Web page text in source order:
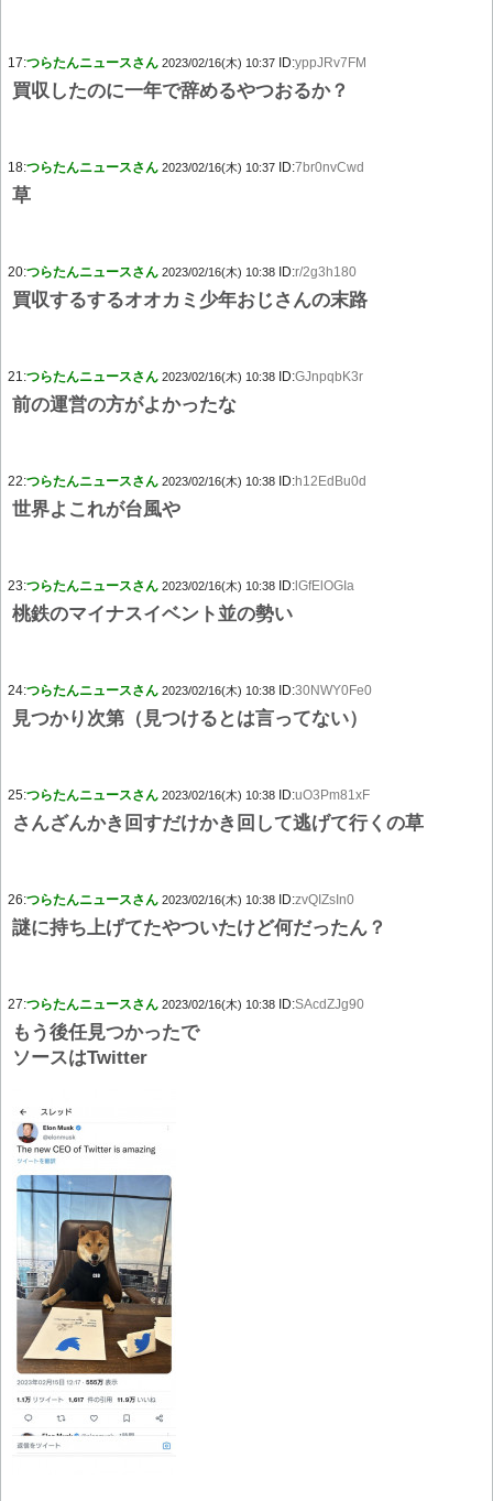
17:つらたんニュースさん 2023/02/16(木) 10:37 ID:yppJRv7FM
買収したのに一年で辞めるやつおるか？
18:つらたんニュースさん 2023/02/16(木) 10:37 ID:7br0nvCwd
草
20:つらたんニュースさん 2023/02/16(木) 10:38 ID:r/2g3h180
買収するするオオカミ少年おじさんの末路
21:つらたんニュースさん 2023/02/16(木) 10:38 ID:GJnpqbK3r
前の運営の方がよかったな
22:つらたんニュースさん 2023/02/16(木) 10:38 ID:h12EdBu0d
世界よこれが台風や
23:つらたんニュースさん 2023/02/16(木) 10:38 ID: lGfElOGIa
桃鉄のマイナスイベント並の勢い
24:つらたんニュースさん 2023/02/16(木) 10:38 ID:30NWY0Fe0
見つかり次第（見つけるとは言ってない）
25:つらたんニュースさん 2023/02/16(木) 10:38 ID:uO3Pm81xF
さんざんかき回すだけかき回して逃げて行くの草
26:つらたんニュースさん 2023/02/16(木) 10:38 ID:zvQIZsIn0
謎に持ち上げてたやついたけど何だったん？
27:つらたんニュースさん 2023/02/16(木) 10:38 ID:SAcdZJg90
もう後任見つかったで
ソースはTwitter